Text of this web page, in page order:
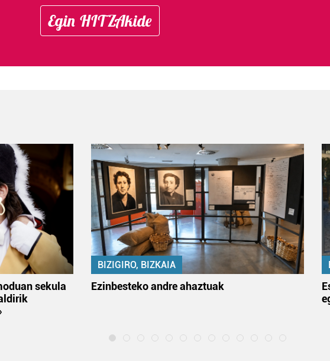
Egin HITZAkide
sekula
BIZIGIRO, BIZKAIA
Ezinbesteko andre ahaztuak